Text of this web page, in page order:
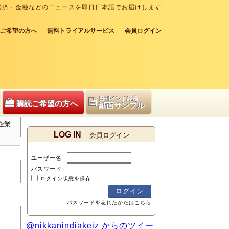
・金融などのニュースを即日日本語でお届けします
希望の方へ 無料トライアルサービス 会員ログイン
購読ご希望の方へ
日刊インド経済
紙面サンプル
業
LOG IN 会員ログイン
ユーザー名
パスワード
ログイン状態を保存
パスワードを忘れたかたはこちら
@nikkanindiakeiz からのツイー